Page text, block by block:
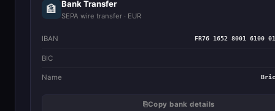
🏦 Bank Transfer
SEPA wire transfer · EUR
IBAN FR76 1652 8001 6100
BIC
Name
⎘Copy bank details